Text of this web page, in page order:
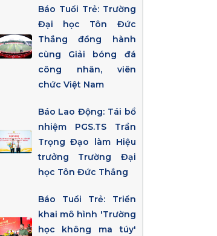
Báo Tuổi Trẻ: Trường
Đại học Tôn Đức
Thắng đồng hành
cùng Giải bóng đá
công nhân, viên
chức Việt Nam
Báo Lao Động: Tái bổ
nhiệm PGS.TS Trần
Trọng Đạo làm Hiệu
trưởng Trường Đại
học Tôn Đức Thắng
Báo Tuổi Trẻ: Triển
khai mô hình 'Trường
học không ma túy'